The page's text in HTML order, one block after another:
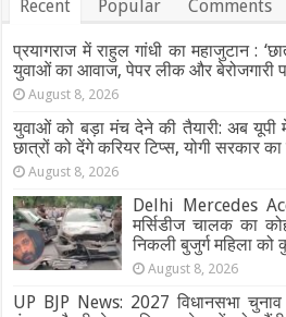
Recent Popular Comments
प्रयागराज में राहुल गांधी का महाजुटान :
युवाओं का आवाज, पेपर लीक और बेरोजगारी
August 8, 2026
युवाओं को बड़ा मंच देने की तैयारी: अब यूपी
छात्रों को देंगे करियर टिप्स, योगी सरकार
August 8, 2026
Delhi Mercedes
मर्सिडीज चालक का
निकली बुजुर्ग महिला को
August 8, 2026
UP BJP News: 2027 विधानसभा